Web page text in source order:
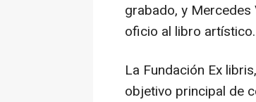
grabado, y
oficio al libro artístico.
La Fundación Ex
objetivo principal de